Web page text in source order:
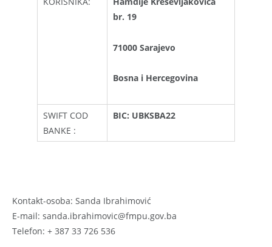
br. 19
71000 Sarajevo
Bosna i Hercegovina
SWIFT COD
BANKE :
BIC: UBKSBA22
Kontakt-osoba: Sanda Ibrahimović
E-mail: sanda.ibrahimovic@fmpu.gov.ba
Telefon: + 387 33 726 536